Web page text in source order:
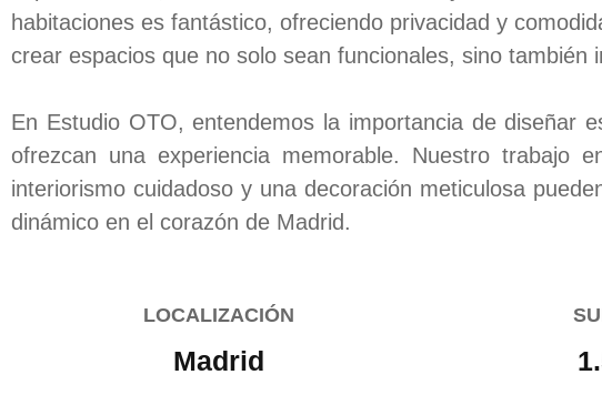
habitaciones es fantástico, ofreciendo privacidad y
crear espacios que no solo sean funcionales, sino también
En Estudio OTO, entendemos la importancia de diseñar
ofrezcan una experiencia memorable. Nuestro
interiorismo cuidadoso y una decoración meticulosa
dinámico en el corazón de Madrid.
LOCALIZACIÓN
Madrid